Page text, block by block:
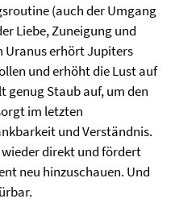
(auch der Umgang
Liebe, Zuneigung und
Uranus erhört Jupiters
und erhöht die Lust auf
genug Staub auf, um den
im letzten
und Verständnis.
direkt und fördert
neu hinzuschauen. Und